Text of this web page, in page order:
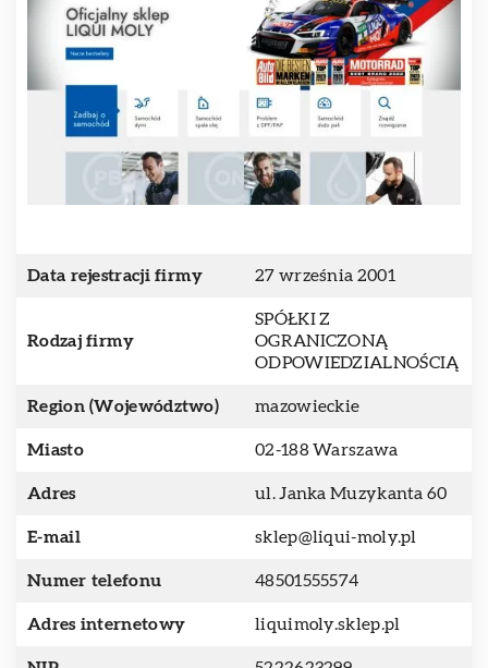
Data rejestracji firmy 27 września 2001
Rodzaj firmy
SPÓŁKI Z
OGRANICZONĄ
ODPOWIEDZIALNOŚCIĄ
Region (Województwo) mazowieckie
Miasto 02-188 Warszawa
Adres ul. Janka Muzykanta 60
E-mail sklep@liqui-moly.pl
Numer telefonu 48501555574
Adres internetowy liquimoly.sklep.pl